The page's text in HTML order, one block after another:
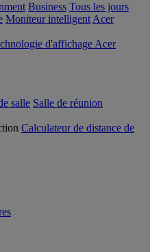
Business Tous les jours
Moniteur intelligent Acer
d'affichage Acer
salle Salle de réunion
Calculateur de distance de